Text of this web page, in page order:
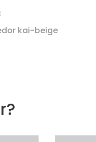
kai-beige